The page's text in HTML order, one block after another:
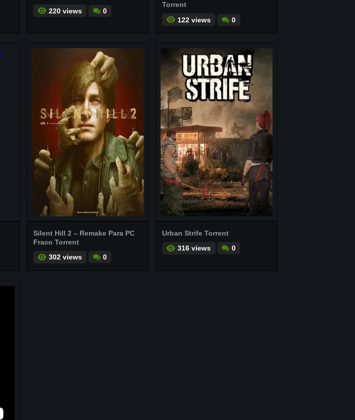
220 views
0
Torrent
122 views
0
Silent Hill 2 – Remake Para PC
Fraco Torrent
302 views
0
Urban Strife Torrent
316 views
0